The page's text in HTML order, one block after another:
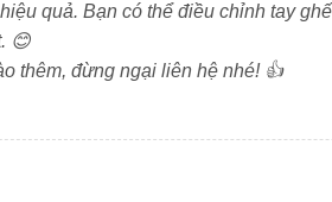
quả. Bạn có thể điều chỉnh tay
😊
thêm, đừng ngại liên hệ nhé! 👍